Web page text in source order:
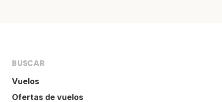
BUSCAR
Vuelos
Ofertas de vuelos